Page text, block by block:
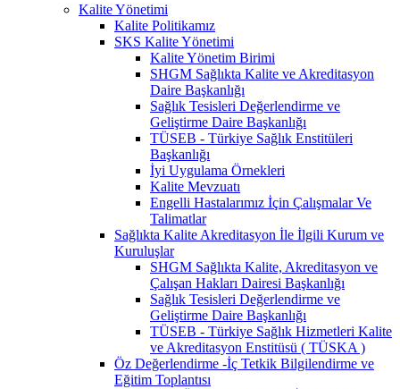
Kalite Yönetimi
Kalite Politikamız
SKS Kalite Yönetimi
Kalite Yönetim Birimi
SHGM Sağlıkta Kalite ve Akreditasyon
Daire Başkanlığı
Sağlık Tesisleri Değerlendirme ve
Geliştirme Daire Başkanlığı
TÜSEB - Türkiye Sağlık Enstitüleri
Başkanlığı
İyi Uygulama Örnekleri
Kalite Mevzuatı
Engelli Hastalarımız İçin Çalışmalar Ve
Talimatlar
Sağlıkta Kalite Akreditasyon İle İlgili Kurum ve
Kuruluşlar
SHGM Sağlıkta Kalite, Akreditasyon ve
Çalışan Hakları Dairesi Başkanlığı
Sağlık Tesisleri Değerlendirme ve
Geliştirme Daire Başkanlığı
TÜSEB - Türkiye Sağlık Hizmetleri Kalite
ve Akreditasyon Enstitüsü ( TÜSKA )
Öz Değerlendirme -İç Tetkik Bilgilendirme ve
Eğitim Toplantısı